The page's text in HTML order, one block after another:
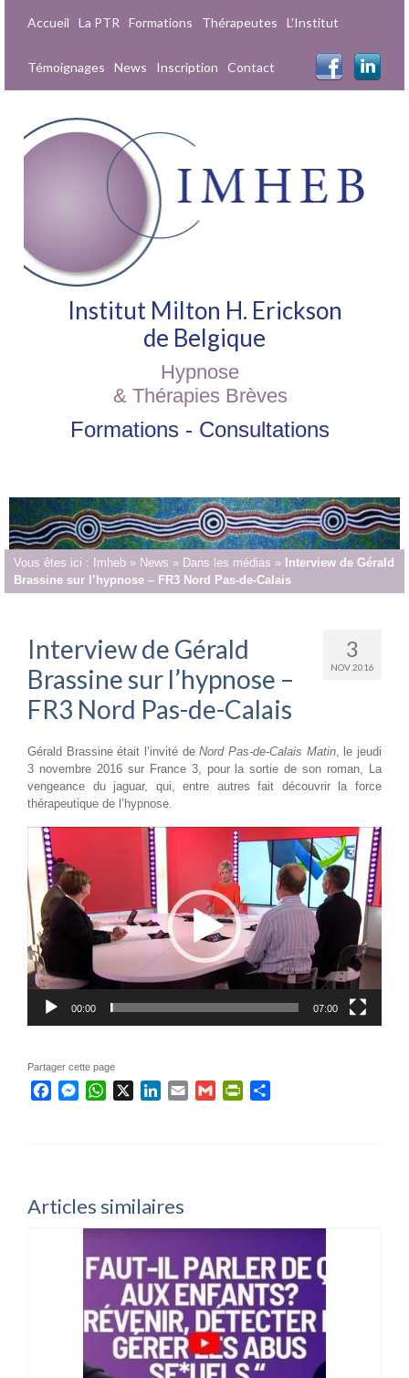
Accueil La PTR Formations Thérapeutes L’Institut
Témoignages News Inscription Contact
Institut Milton H. Erickson
de Belgique
Hypnose
& Thérapies Brèves
Formations - Consultations
Vous êtes ici : Imheb » News » Dans les médias » Interview de Gérald
Brassine sur l’hypnose – FR3 Nord Pas-de-Calais
3
NOV 2016
Interview de Gérald
Brassine sur l’hypnose –
FR3 Nord Pas-de-Calais
Gérald Brassine était l’invité deNord Pas-de-Calais Matin, le jeudi
3 novembre 2016 sur France 3, pour la sortie de son roman, La
vengeance du jaguar, qui, entre autres fait découvrir la force
thérapeutique de l’hypnose.
Lecteur
vidéo
00:00 07:00
Partager cette page
FacebookMessenger
WhatsAppLinkedIn
Email Gmail PrintFriendly
Articles similaires